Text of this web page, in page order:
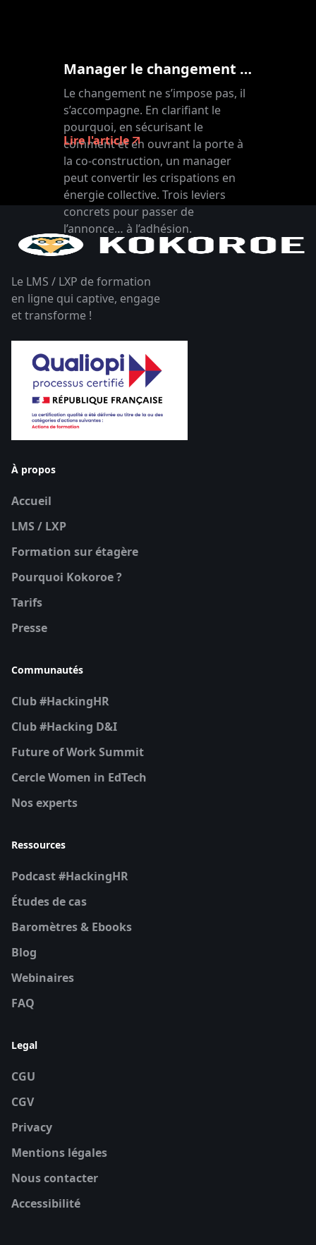
Manager le changement : trois clés pour mobiliser vos équipes
Le changement ne s’impose pas, il
s’accompagne. En clarifiant le
pourquoi, en sécurisant le
comment et en ouvrant la porte à
la co-construction, un manager
peut convertir les crispations en
énergie collective. Trois leviers
concrets pour passer de
l’annonce… à l’adhésion.
Lire l'article
Le LMS / LXP de formation
en ligne qui captive, engage
et transforme !
À propos
Accueil
LMS / LXP
Formation sur étagère
Pourquoi Kokoroe ?
Tarifs
Presse
Communautés
Club #HackingHR
Club #Hacking D&I
Future of Work Summit
Cercle Women in EdTech
Nos experts
Ressources
Podcast #HackingHR
Études de cas
Baromètres & Ebooks
Blog
Webinaires
FAQ
Legal
CGU
CGV
Privacy
Mentions légales
Nous contacter
Accessibilité